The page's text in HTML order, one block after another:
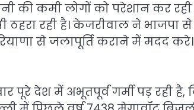
की कमी लोगों को परेशान कर
ठहरा रही है। केजरीवाल ने भाजपा
से जलापूर्ति कराने में मदद
पूरे देश में अभूतपूर्व गर्मी पड़ रही